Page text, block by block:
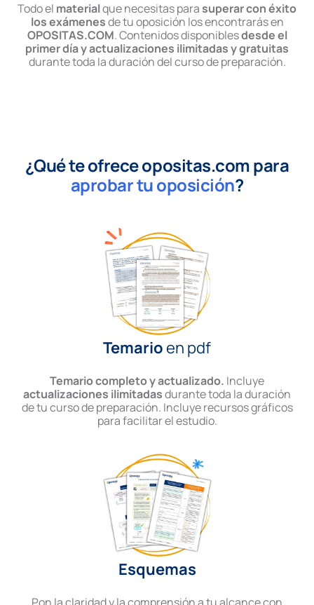
Todo el materialque necesitas para superar con éxito
los exámenesde tu oposición los encontrarás en
OPOSITAS.COM. Contenidos disponiblesdesde el
primer día y actualizaciones ilimitadas y gratuitas
durante toda la duración del curso de preparación.
¿Qué te ofrece opositas.com para
aprobar tu oposición?
Temario en pdf
Temario completo y actualizado. Incluye
actualizaciones ilimitadasdurante toda la duración
de tu curso de preparación. Incluye recursos gráficos
para facilitar el estudio.
Esquemas